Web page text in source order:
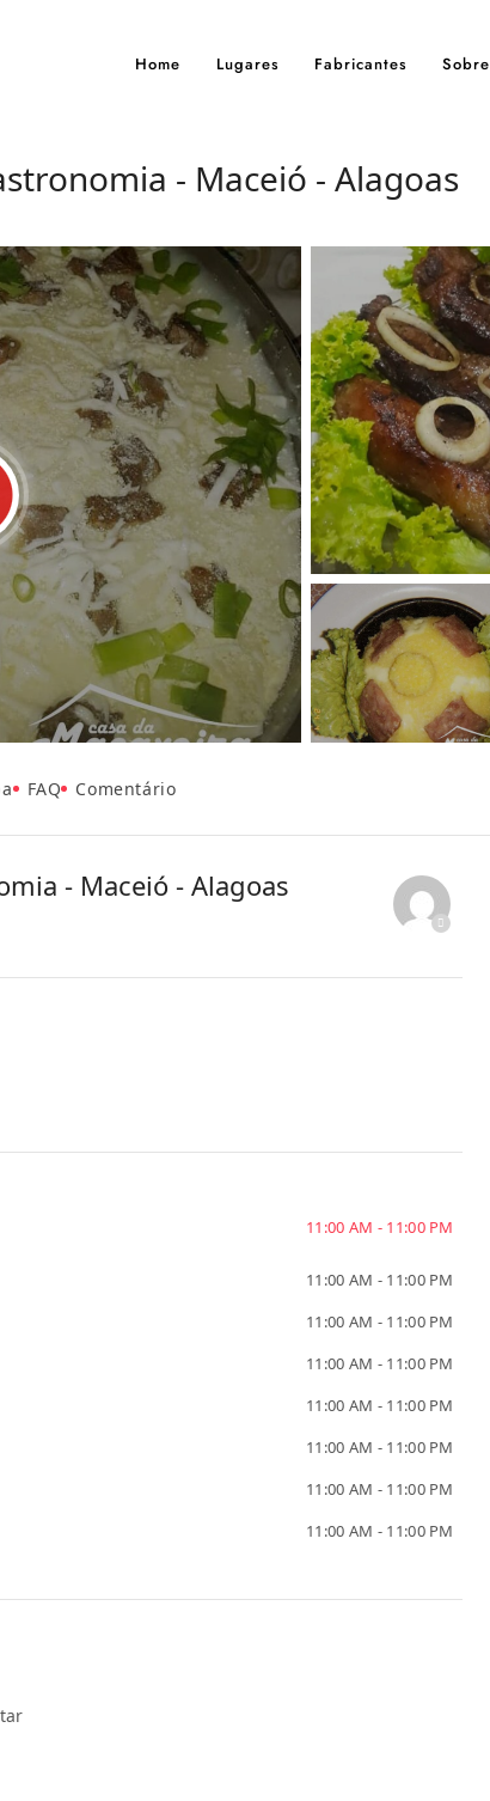
Home Lugares Fabricantes Sobre
- Maceió - Alagoas
FAQ Comentário
- Maceió - Alagoas
11:00 AM - 11:00 PM
11:00 AM - 11:00 PM
11:00 AM - 11:00 PM
11:00 AM - 11:00 PM
11:00 AM - 11:00 PM
11:00 AM - 11:00 PM
11:00 AM - 11:00 PM
11:00 AM - 11:00 PM